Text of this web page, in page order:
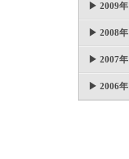
▶ 2009年
▶ 2008年
▶ 2007年
▶ 2006年